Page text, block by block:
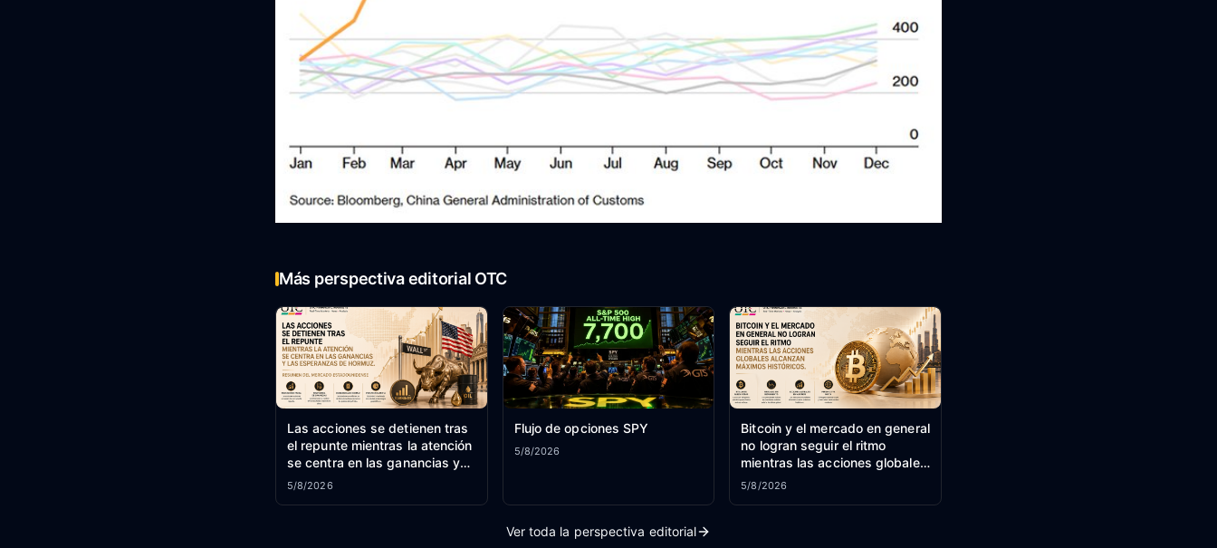
Más perspectiva editorial OTC
Las acciones se detienen tras
el repunte mientras la atención
se centra en las ganancias y
las esperanzas de Hormuz –
5/8/2026
Flujo de opciones SPY
5/8/2026
Bitcoin y el mercado en general
no logran seguir el ritmo
mientras las acciones globales
alcanzan máximos históricos.
5/8/2026
Ver toda la perspectiva editorial